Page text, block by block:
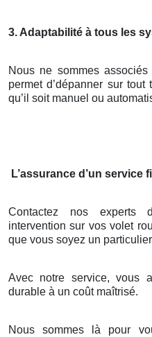
3. Adaptabilité à tous les
Nous ne sommes
permet d’dépanner sur
qu’il soit manuel ou
L’assurance d’un service
Contactez nos experts
intervention sur vos volet
que vous soyez un
Avec notre service, vous
durable à un coût maîtrisé.
Nous sommes là pour